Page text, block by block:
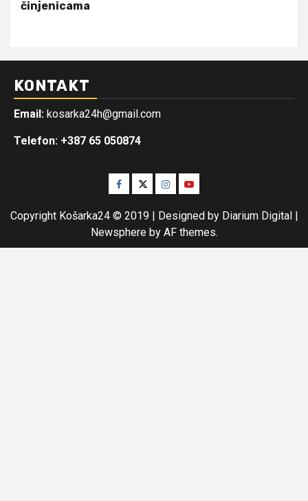
činjenicama
KONTAKT
Email: kosarka24h@gmail.com
Telefon: +387 65 050874
Facebook
TwitterInstagram
Youtube
Copyright Košarka24 © 2019 | Designed by Diarium Digital |
Newsphereby AF themes.